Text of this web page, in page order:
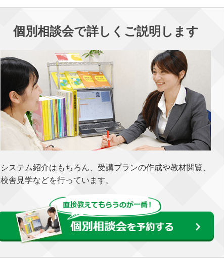
個別相談会で詳しくご説明します
システム紹介はもちろん、受講プランの作成や教材閲覧、
校舎見学などを行っています。